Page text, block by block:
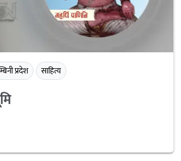
प्रदेश साहित्य